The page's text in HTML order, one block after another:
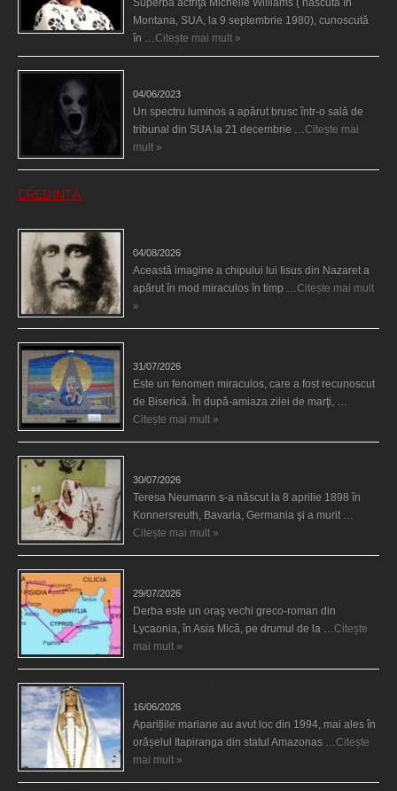
Superba actriţă Michelle Williams ( născută în
Montana, SUA, la 9 septembrie 1980), cunoscută
în …Citește mai mult »
04/06/2023
Un spectru luminos a apărut brusc într-o sală de
tribunal din SUA la 21 decembrie …Citește mai
mult »
CREDINȚĂ
04/08/2026
Această imagine a chipului lui Iisus din Nazaret a
apărut în mod miraculos în timp …Citește mai mult
»
31/07/2026
Este un fenomen miraculos, care a fost recunoscut
de Biserică. În după-amiaza zilei de marţi, …
Citește mai mult »
30/07/2026
Teresa Neumann s-a născut la 8 aprilie 1898 în
Konnersreuth, Bavaria, Germania şi a murit …
Citește mai mult »
29/07/2026
Derba este un oraş vechi greco-roman din
Lycaonia, în Asia Mică, pe drumul de la …Citește
mai mult »
16/06/2026
Aparițiile mariane au avut loc din 1994, mai ales în
orășelul Itapiranga din statul Amazonas …Citește
mai mult »